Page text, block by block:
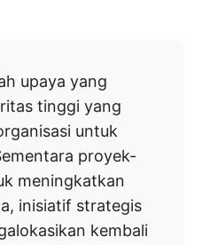
upaya yang
tinggi yang
untuk
proyek-
meningkatkan
inisiatif strategis
kembali